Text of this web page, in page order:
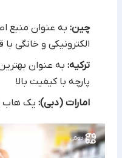
چین: به عنوان منبع
الکترونیکی و خانگی
ترکیه: به عنوان
پارچه با کیفیت بالا
امارات (دبی): یک هاب